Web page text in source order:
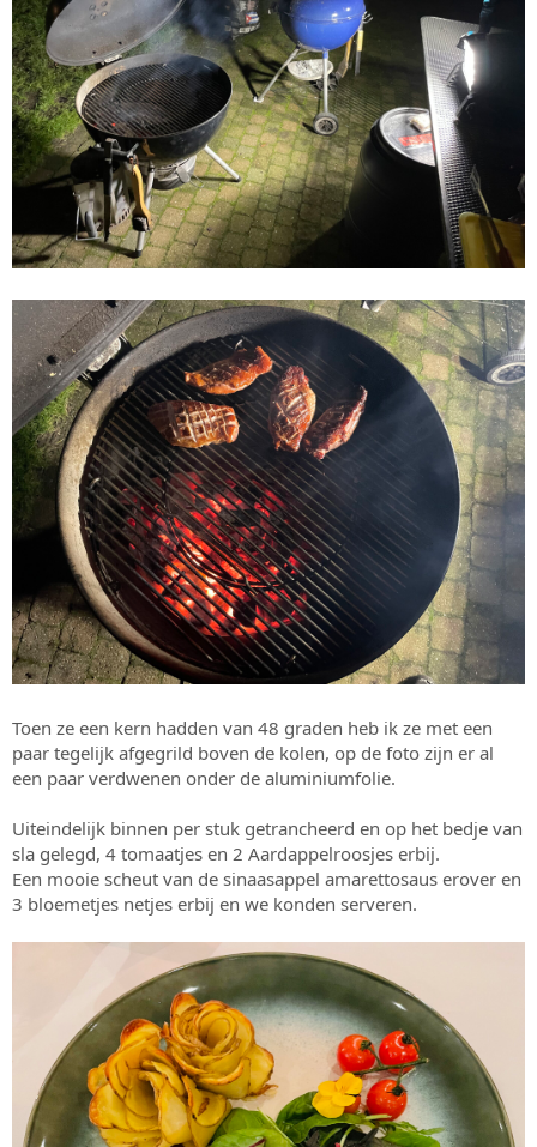
Toen ze een kern hadden van 48 graden heb ik ze met een
paar tegelijk afgegrild boven de kolen, op de foto zijn er al
een paar verdwenen onder de aluminiumfolie.
Uiteindelijk binnen per stuk getrancheerd en op het bedje van
sla gelegd, 4 tomaatjes en 2 Aardappelroosjes erbij.
Een mooie scheut van de sinaasappel amarettosaus erover en
3 bloemetjes netjes erbij en we konden serveren.